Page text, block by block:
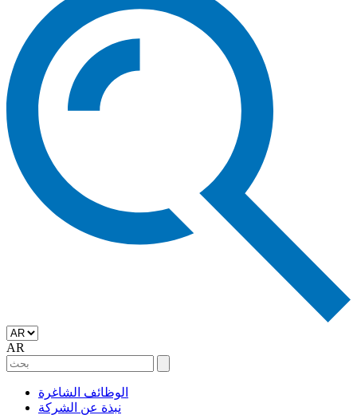
AR
الوظائف الشاغرة
نبذة عن الشركة